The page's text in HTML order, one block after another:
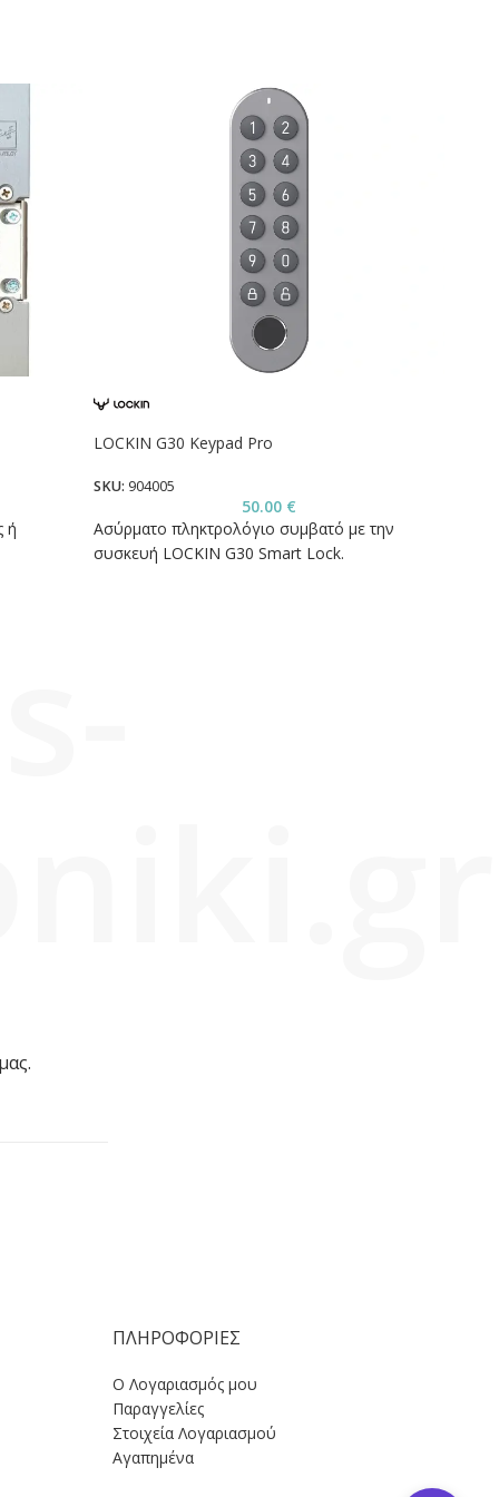
ή
LOCKIN G30 Keypad Pro
SKU: 904005
50.00 €
Ασύρματο πληκτρολόγιο συμβατό με την
συσκευή LOCKIN G30 Smart Lock.
ΠΛΗΡΟΦΟΡΙΕΣ
Ο Λογαριασμός μου
Παραγγελίες
Στοιχεία Λογαριασμού
Αγαπημένα